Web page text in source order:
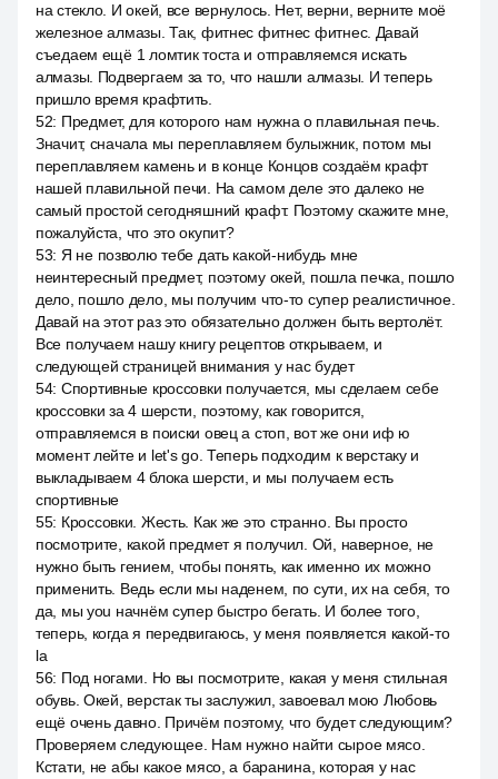
на стекло. И окей, все вернулось. Нет, верни, верните моё
железное алмазы. Так, фитнес фитнес фитнес. Давай
съедаем ещё 1 ломтик тоста и отправляемся искать
алмазы. Подвергаем за то, что нашли алмазы. И теперь
пришло время крафтить.
52: Предмет, для которого нам нужна o плавильная печь.
Значит, сначала мы переплавляем булыжник, потом мы
переплавляем камень и в конце Концов создаём крафт
нашей плавильной печи. На самом деле это далеко не
самый простой сегодняшний крафт. Поэтому скажите мне,
пожалуйста, что это окупит?
53: Я не позволю тебе дать какой-нибудь мне
неинтересный предмет, поэтому окей, пошла печка, пошло
дело, пошло дело, мы получим что-то супер реалистичное.
Давай на этот раз это обязательно должен быть вертолёт.
Все получаем нашу книгу рецептов открываем, и
следующей страницей внимания у нас будет
54: Спортивные кроссовки получается, мы сделаем себе
кроссовки за 4 шерсти, поэтому, как говорится,
отправляемся в поиски овец а стоп, вот же они иф ю
момент лейте и let's go. Теперь подходим к верстаку и
выкладываем 4 блока шерсти, и мы получаем есть
спортивные
55: Кроссовки. Жесть. Как же это странно. Вы просто
посмотрите, какой предмет я получил. Ой, наверное, не
нужно быть гением, чтобы понять, как именно их можно
применить. Ведь если мы наденем, по сути, их на себя, то
да, мы you начнём супер быстро бегать. И более того,
теперь, когда я передвигаюсь, у меня появляется какой-то
la
56: Под ногами. Но вы посмотрите, какая у меня стильная
обувь. Окей, верстак ты заслужил, завоевал мою Любовь
ещё очень давно. Причём поэтому, что будет следующим?
Проверяем следующее. Нам нужно найти сырое мясо.
Кстати, не абы какое мясо, а баранина, которая у нас